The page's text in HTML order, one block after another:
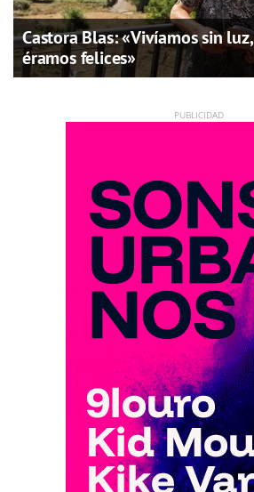
Castora Blas: «Vivíamos sin
éramos felices»